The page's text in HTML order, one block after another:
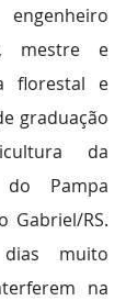
mestre e
florestal e
graduação
da
do Pampa
Gabriel/RS.
muito
na